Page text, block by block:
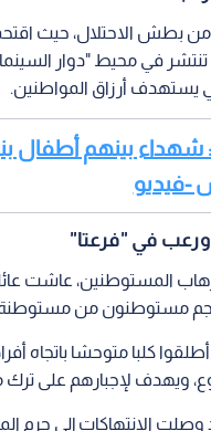
من بطش الاحتلال، حيث
في محيط "دوار
يستهدف أرزاق المواطنين.
شهداء بينهم أطفال
-فيديو
ورعب في "فرعتا"
المستوطنين، عاشت
مستوطنون من مستوطنة
كلبا متوحشا باتجاه
ويهدف لإجبارهم على
وصلت الانتهاكات إلى